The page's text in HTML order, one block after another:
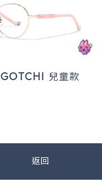
兒童款
返回